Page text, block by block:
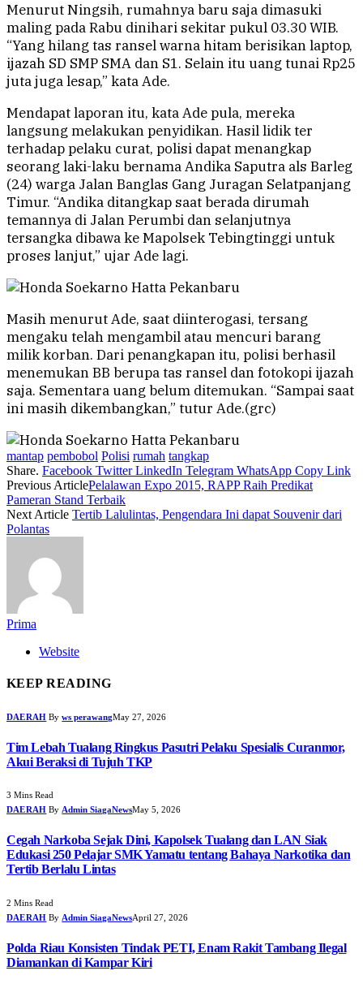
Menurut Ningsih, rumahnya baru saja dimasuki
maling pada Rabu dinihari sekitar pukul 03.30 WIB.
“Yang hilang tas ransel warna hitam berisikan laptop,
ijazah SD SMP SMA dan S1. Selain itu uang tunai Rp25
juta juga lesap,” kata Ade.
Mendapat laporan itu, kata Ade pula, mereka
langsung melakukan penyidikan. Hasil lidik ter
terhadap pelaku curat, polisi dapat menangkap
seorang laki-laku bernama Andika Saputra als Barleg
(24) warga Jalan Banglas Gang Juragan Selatpanjang
Timur. “Andika ditangkap saat berada dirumah
temannya di Jalan Perumbi dan selanjutnya
tersangka dibawa ke Mapolsek Tebingtinggi untuk
proses lanjut,” ujar Ade lagi.
Masih menurut Ade, saat diinterogasi, tersang
mengaku telah mengambil atau mencuri barang
milik korban. Dari penangkapan itu, polisi berhasil
menemukan BB berupa tas ransel dan fotokopi ijazah
saja. Sementara uang belum ditemukan. “Sampai saat
ini masih dikembangkan,” tutur Ade.(grc)
mantap pembobol Polisi rumah tangkap
Share. Facebook Twitter LinkedIn Telegram WhatsApp Copy Link
Previous ArticlePelalawan Expo 2015, RAPP Raih Predikat
Pameran Stand Terbaik
Next Article Tertib Lalulintas, Pengendara Ini dapat Souvenir dari
Polantas
Prima
Website
KEEP READING
DAERAH By ws perawangMay 27, 2026
Tim Lebah Tualang Ringkus Pasutri Pelaku Spesialis Curanmor,
Akui Beraksi di Tujuh TKP
3 Mins Read
DAERAH By Admin SiagaNewsMay 5, 2026
Cegah Narkoba Sejak Dini, Kapolsek Tualang dan LAN Siak
Edukasi 250 Pelajar SMK Yamatu tentang Bahaya Narkotika dan
Tertib Berlalu Lintas
2 Mins Read
DAERAH By Admin SiagaNewsApril 27, 2026
Polda Riau Konsisten Tindak PETI, Enam Rakit Tambang Ilegal
Diamankan di Kampar Kiri